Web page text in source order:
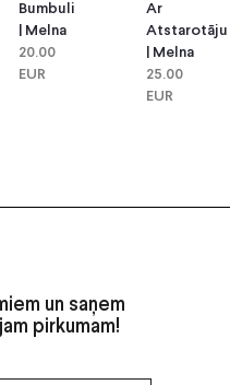
Bumbuli
| Melna
20.00
EUR
Ar
Atstarotāju
| Melna
25.00
EUR
un saņem
pirkumam!